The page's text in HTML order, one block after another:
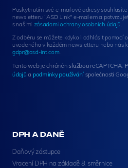
e
r
i
g
u
p
Poskytnutím své e-mailové adresy
newsletteru "ASD Link" e-mailem a
s našimi zásadami ochrany osobních údajů.
Z odběru se můžete kdykoli odhlásit pomocí
uvedeného v každém newsletteru nebo nás
gdpr@asd-int.com.
Tento web je chráněn službou reCAPTCHA.
údajů a podmínky používáníspolečnosti
DPH A DANĚ
Daňový zástupce
Vracení DPH na základě 8. směrnice